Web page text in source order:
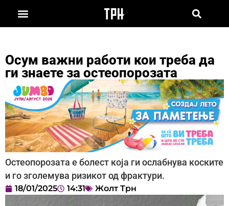
Осум важни работи кои треба да
ги знаете за остеопорозата
Остеопорозата е болест која ги ослабнува коските
и го зголемува ризикот од фрактури.
18/01/2025 14:31 Жолт Трн